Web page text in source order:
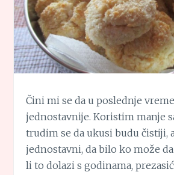
Čini mi se da u poslednje
jednostavnije. Koristim manje
trudim se da ukusi budu čistiji,
jednostavni, da bilo ko može
li to dolazi s godinama,